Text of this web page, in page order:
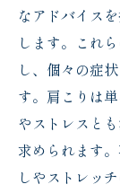
なアドバイス
します。これ
し、個々の症
す。肩こりは
やストレスと
求められます
しやストレッ